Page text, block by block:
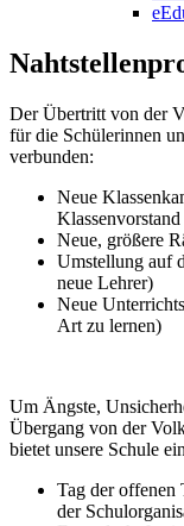
Der Übertritt von der
für die Schülerinnen
verbunden:
Neue
Klassenvorstand
Neue, größere
Umstellung auf
neue Lehrer)
Neue
Art zu lernen)
Um Ängste,
Übergang von der
bietet unsere Schule
Tag der offenen
der